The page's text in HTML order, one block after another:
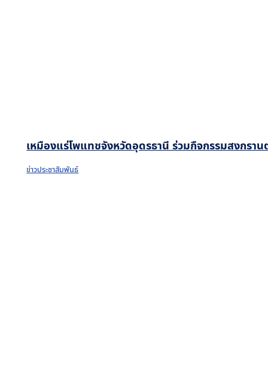
เหมืองแร่โพแทชจังหวัดอุดรธานี ร่วมกืจกรรมสงกรา
ข่าวประชาสัมพันธ์